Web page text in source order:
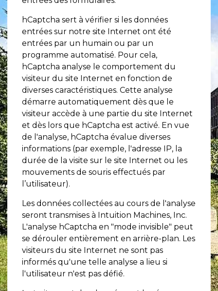
hCaptcha sert à vérifier si les données
entrées sur notre site Internet ont été
entrées par un humain ou par un
programme automatisé. Pour cela,
hCaptcha analyse le comportement du
visiteur du site Internet en fonction de
diverses caractéristiques. Cette analyse
démarre automatiquement dès que le
visiteur accède à une partie du site Internet
et dès lors que hCaptcha est activé. En vue
de l'analyse, hCaptcha évalue diverses
informations (par exemple, l'adresse IP, la
durée de la visite sur le site Internet ou les
mouvements de souris effectués par
l’utilisateur).
Les données collectées au cours de l'analyse
seront transmises à Intuition Machines, Inc.
L'analyse hCaptcha en "mode invisible" peut
se dérouler entièrement en arrière-plan. Les
visiteurs du site Internet ne sont pas
informés qu'une telle analyse a lieu si
l'utilisateur n'est pas défié.